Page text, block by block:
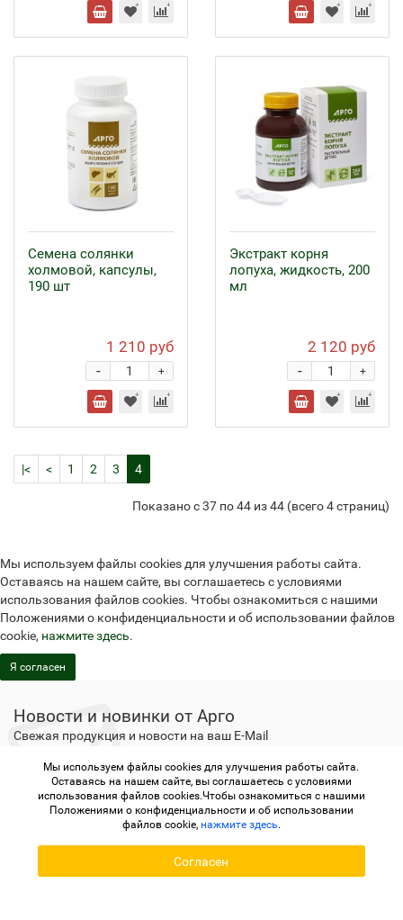
Семена солянки
холмовой, капсулы,
190 шт
1 210 руб
+
-
Экстракт корня
лопуха, жидкость, 200
мл
2 120 руб
+
-
|< < 1 2 3 4
Показано с 37 по 44 из 44 (всего 4 страниц)
Мы используем файлы cookies для улучшения работы сайта.
Оставаясь на нашем сайте, вы соглашаетесь с условиями
использования файлов cookies. Чтобы ознакомиться с нашими
Положениями о конфиденциальности и об использовании файлов
cookie, нажмите здесь.
Я согласен
Новости и новинки от Арго
Свежая продукция и новости на ваш E-Mail
Подписаться
Не является публичной офертой
Политика конфиденциальности
Регистрация в Арго
Мы используем файлы cookies для улучшения работы сайта.
Оставаясь на нашем сайте, вы соглашаетесь с условиями
использования файлов cookies.Чтобы ознакомиться с нашими
Положениями о конфиденциальности и об использовании
файлов cookie, нажмите здесь.
Согласен